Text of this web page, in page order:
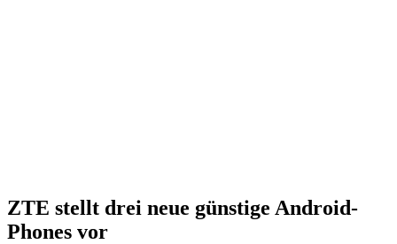
ZTE stellt drei neue günstige Android-
Phones vor